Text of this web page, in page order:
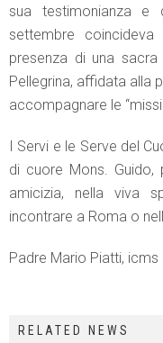
sua testimonianza e
settembre coincideva
presenza di una sacra
Pellegrina, affidata alla
accompagnare le
I Servi e le Serve del
di cuore Mons.
amicizia, nella viva
incontrare a Roma o
Padre Mario Piatti, icms
RELATED NEWS